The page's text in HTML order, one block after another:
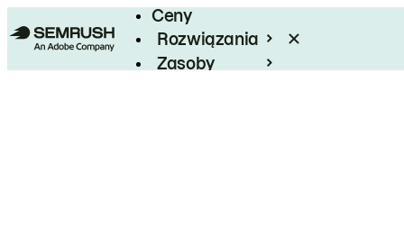
Ceny
Rozwiązania
Zasoby